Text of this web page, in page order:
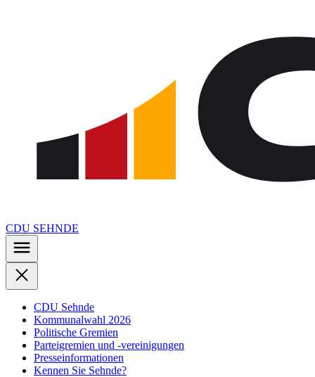
CDU SEHNDE
CDU Sehnde
Kommunalwahl 2026
Politische Gremien
Parteigremien und -vereinigungen
Presseinformationen
Kennen Sie Sehnde?